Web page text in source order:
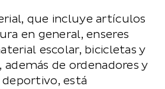
que incluye artículos
en general, enseres
escolar, bicicletas y
de ordenadores y
está